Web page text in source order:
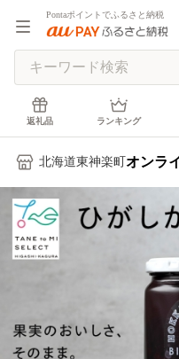
Pontaポイントでふるさと納税
返礼品 ランキング
北海道東神楽町 オンラ